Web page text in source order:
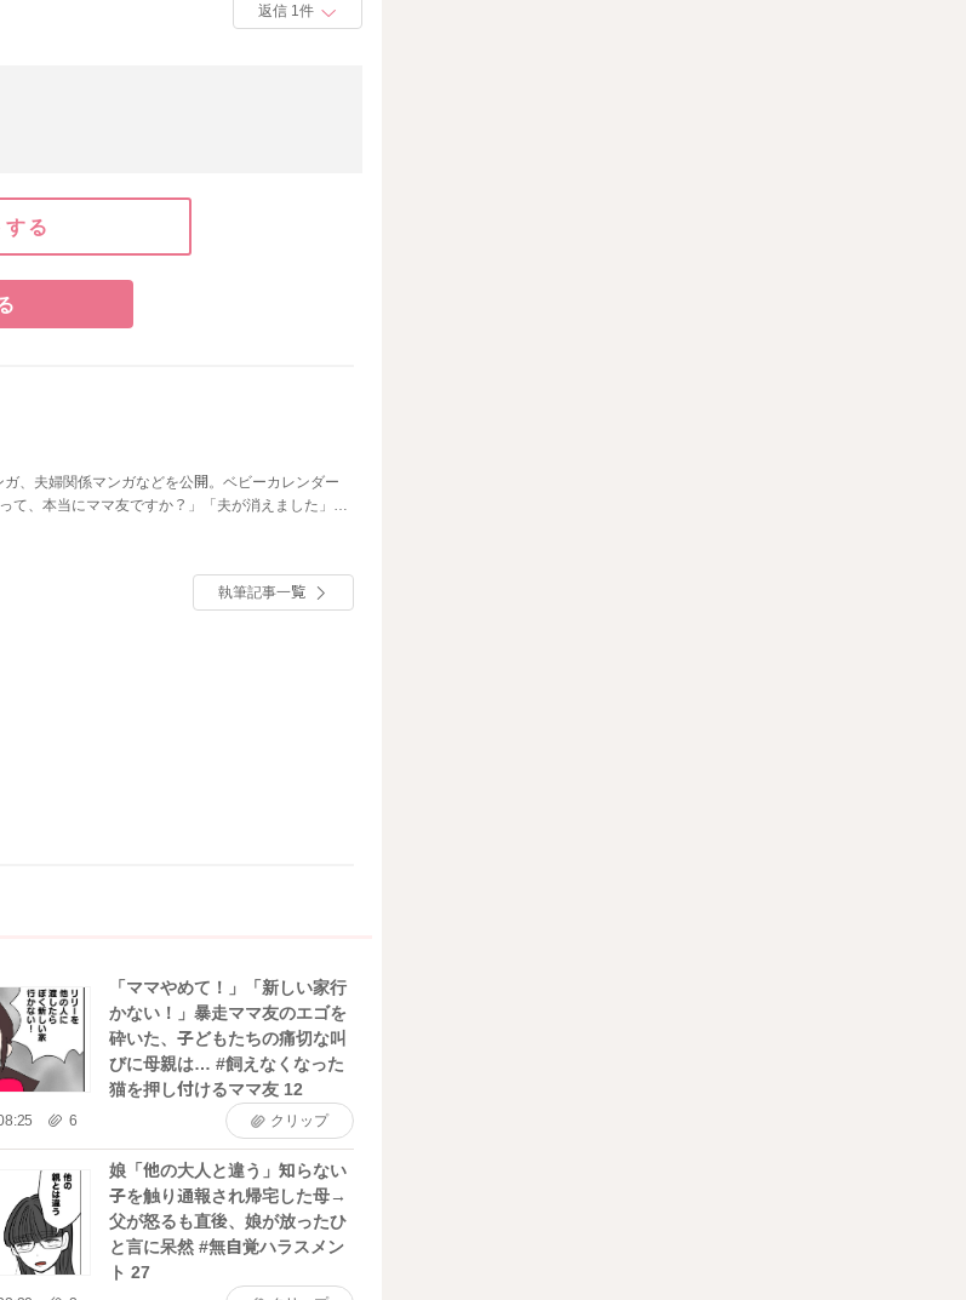
返信 1件
する
、夫婦関係マンガなどを公開。ベビーカレンダー
て、本当にママ友ですか？」「夫が消えました」な
執筆記事一覧
「ママやめて！」「新しい家行
かない！」暴走ママ友のエゴを
砕いた、子どもたちの痛切な叫
びに母親は… #飼えなくなった
猫を押し付けるママ友 12
6 クリップ
娘「他の大人と違う」知らない
子を触り通報され帰宅した母→
父が怒るも直後、娘が放ったひ
と言に呆然 #無自覚ハラスメン
ト 27